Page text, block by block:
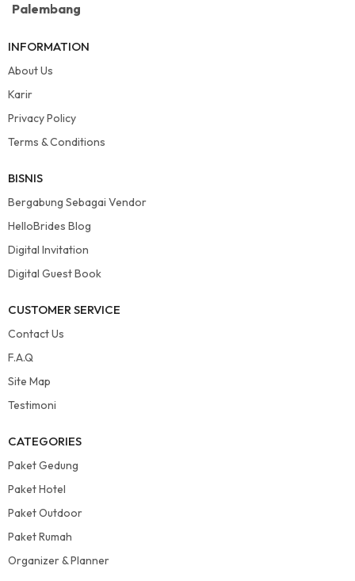
Palembang
INFORMATION
About Us
Karir
Privacy Policy
Terms & Conditions
BISNIS
Bergabung Sebagai Vendor
HelloBrides Blog
Digital Invitation
Digital Guest Book
CUSTOMER SERVICE
Contact Us
F.A.Q
Site Map
Testimoni
CATEGORIES
Paket Gedung
Paket Hotel
Paket Outdoor
Paket Rumah
Organizer & Planner